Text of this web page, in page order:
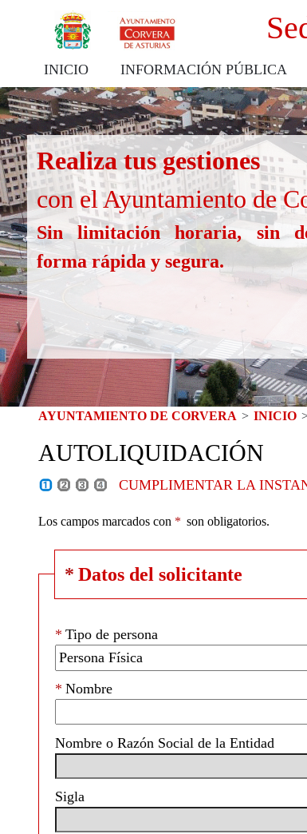
INICIO INFORMACIÓN PÚBLICA
Realiza tus gestiones
con el Ayuntamiento de
Sin limitación horaria, sin
forma rápida y segura.
AYUNTAMIENTO DE CORVERA > INICIO
AUTOLIQUIDACIÓN
CUMPLIMENTAR LA
Los campos marcados con * son obligatorios.
* Datos del solicitante
* Tipo de persona
* Nombre
Nombre o Razón Social de la Entidad
Sigla